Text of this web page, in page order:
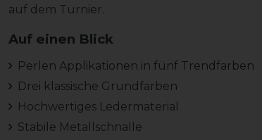
auf dem Turnier.
Auf einen Blick
Perlen Applikationen in fünf Trendfarben
Drei klassische Grundfarben
Hochwertiges Ledermaterial
Stabile Metallschnalle